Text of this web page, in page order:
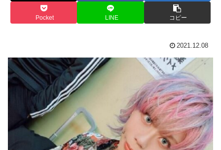
Pocket LINE コピー
2021.12.08